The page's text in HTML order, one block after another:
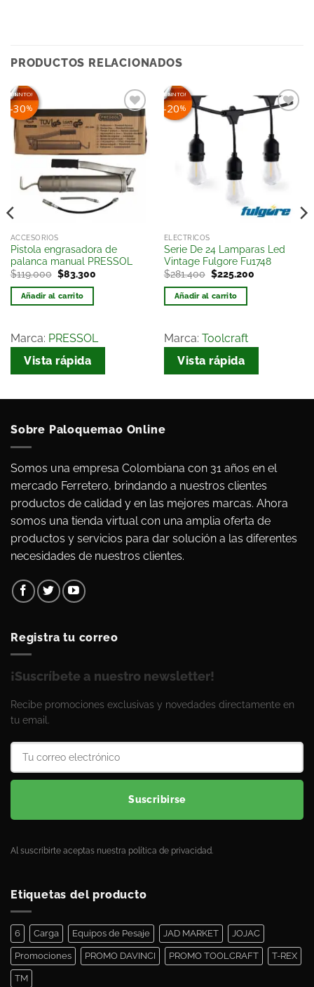
PRODUCTOS RELACIONADOS
DESCUENTO!
%
30
Añadir
a la
lista
deseos
ACCESORIOS
Pistola engrasadora de
palanca manual PRESSOL
$119.000 $83.300
Añadir al carrito
Marca: PRESSOL
Vista rápida
¡EN DESCUENTO!
%
20
Añadir
a la
lista
ELECTRICOS
Serie De 24 Lamparas Led
Vintage Fulgore Fu1748
$281.400 $225.200
Añadir al carrito
Marca: Toolcraft
Vista rápida
Sobre Paloquemao Online
Somos una empresa Colombiana con 31 años en el
mercado Ferretero, brindando a nuestros clientes
productos de calidad y en las mejores marcas. Ahora
somos una tienda virtual con una amplia oferta de
productos y servicios para dar solución a las diferentes
necesidades de nuestros clientes.
Registra tu correo
¡Suscríbete a nuestro newsletter!
Recibe promociones exclusivas y novedades directamente en
tu email.
Suscribirse
Al suscribirte aceptas nuestra política de privacidad.
Etiquetas del producto
6 Carga Equipos de Pesaje JAD MARKET JOJAC
Promociones PROMO DAVINCI PROMO TOOLCRAFT T-REX
TM